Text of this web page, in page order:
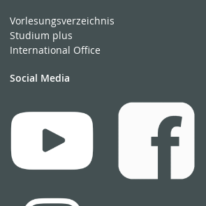
Vorlesungsverzeichnis
Studium plus
International Office
Social Media